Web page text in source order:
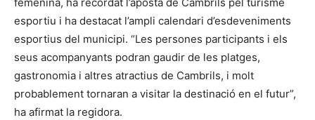
esportiu i ha destacat l’ampli calendari d’esdeveniments
esportius del municipi. “Les persones participants i els
seus acompanyants podran gaudir de les platges,
gastronomia i altres atractius de Cambrils, i molt
probablement tornaran a visitar la destinació en el futur”,
ha afirmat la regidora.